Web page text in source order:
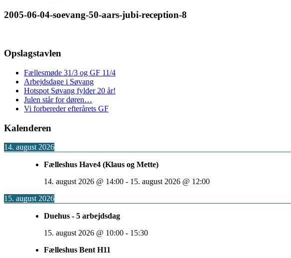
2005-06-04-soevang-50-aars-jubi-reception-8
Opslagstavlen
Fællesmøde 31/3 og GF 11/4
Arbejdsdage i Søvang
Hotspot Søvang fylder 20 år!
Julen står for døren…
Vi forbereder efterårets GF
Kalenderen
14. august 2026
Fælleshus Have4 (Klaus og Mette)
14. august 2026 @ 14:00 - 15. august 2026 @ 12:00
15. august 2026
Duehus - 5 arbejdsdag
15. august 2026 @ 10:00 - 15:30
Fælleshus Bent H11